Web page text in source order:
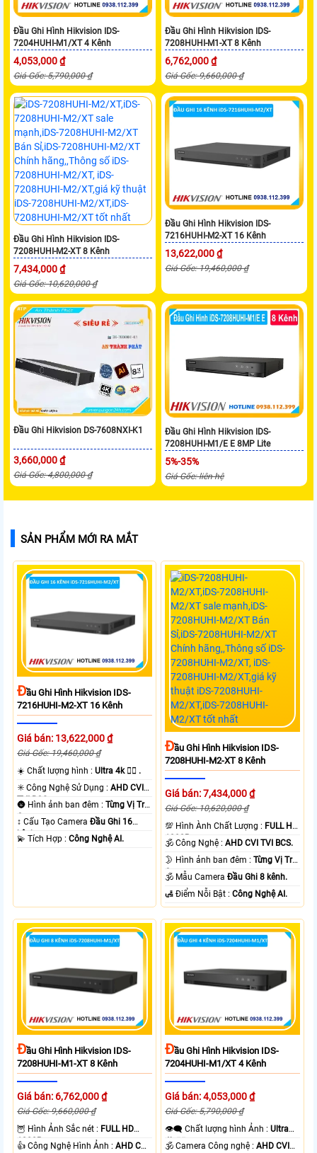
Đầu Ghi Hình Hikvision IDS-
7204HUHI-M1/XT 4 Kênh
4,053,000 ₫
Giá Gốc: 5,790,000 ₫
Đầu Ghi Hình Hikvision IDS-
7208HUHI-M1-XT 8 Kênh
6,762,000 ₫
Giá Gốc: 9,660,000 ₫
Đầu Ghi Hình Hikvision IDS-
7208HUHI-M2-XT 8 Kênh
7,434,000 ₫
Giá Gốc: 10,620,000 ₫
Đầu Ghi Hình Hikvision IDS-
7216HUHI-M2-XT 16 Kênh
13,622,000 ₫
Giá Gốc: 19,460,000 ₫
Đầu Ghi Hikvision DS-7608NXI-K1
3,660,000 ₫
Giá Gốc: 4,800,000 ₫
Đầu Ghi Hình Hikvision IDS-
7208HUHI-M1/E E 8MP Lite
5%-35%
Giá Gốc: liên hệ
SẢN PHẨM MỚI RA MẮT
ĐẦu Ghi Hình Hikvision IDS-
7216HUHI-M2-XT 16 Kênh
Giá bán: 13,622,000 ₫
Giá Gốc: 19,460,000 ₫
☀️ Chất lượng hình :Ultra 4k 👍🏾 .
✳️ Công Nghệ Sử Dụng :AHD CVI
TVI BCS.
🌚 Hình ảnh ban đêm :Từng Vị Trí
Camera .
↕️ Cấu Tạo CameraĐầu Ghi 16
kênh.
️💫 Tích Hợp :Công Nghệ AI.
ĐẦu Ghi Hình Hikvision IDS-
7208HUHI-M2-XT 8 Kênh
Giá bán: 7,434,000 ₫
Giá Gốc: 10,620,000 ₫
💯 Hình Ành Chất Lượng : FULL HD
1080P .
🕉️ Công Nghệ :AHD CVI TVI BCS.
🌛 Hình ảnh ban đêm :Từng Vị Trí
Camera .
🕉️ Mẫu CameraĐầu Ghi 8 kênh.
️🛃 Điểm Nỗi Bật :Công Nghệ AI.
ĐẦu Ghi Hình Hikvision IDS-
7208HUHI-M1-XT 8 Kênh
Giá bán: 6,762,000 ₫
Giá Gốc: 9,660,000 ₫
🦉 Hình Ảnh Sắc nét : FULL HD
1080P .
👍 Công Nghệ Hình Ảnh :AHD CVI
ĐẦu Ghi Hình Hikvision IDS-
7204HUHI-M1/XT 4 Kênh
Giá bán: 4,053,000 ₫
Giá Gốc: 5,790,000 ₫
👁️‍🗨 Chất lượng hình Ảnh :Ultra
4k 👍🏾 .
🕉️ Camera Công nghệ :AHD CVI